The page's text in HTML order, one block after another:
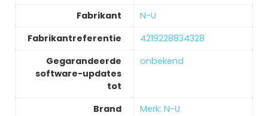
Fabrikant
‎N-U
Fabrikantreferentie
‎4219228834328
Gegarandeerde
software-updates
tot
‎onbekend
Brand Merk: N-U